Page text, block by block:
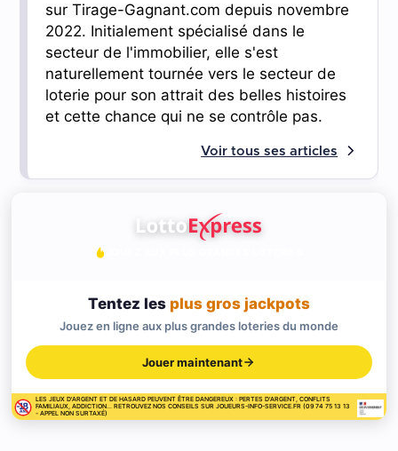
sur Tirage-Gagnant.com depuis novembre
2022. Initialement spécialisé dans le
secteur de l'immobilier, elle s'est
naturellement tournée vers le secteur de
loterie pour son attrait des belles histoires
et cette chance qui ne se contrôle pas.
Voir tous ses articles
Tentez les plus gros jackpots
Jouez en ligne aux plus grandes loteries du monde
Jouer maintenant
LES JEUX D'ARGENT ET DE HASARD PEUVENT ÊTRE DANGEREUX : PERTES D'ARGENT, CONFLITS
FAMILIAUX, ADDICTION... RETROUVEZ NOS CONSEILS SUR JOUEURS-INFO-SERVICE.FR (09 74 75 13 13
- APPEL NON SURTAXÉ)